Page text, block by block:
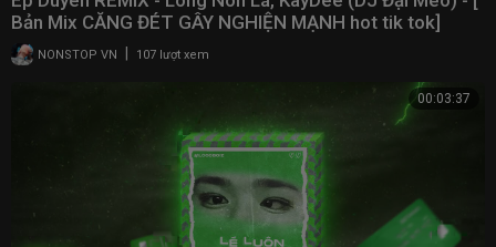
Bản Mix CĂNG ĐÉT GÂY NGHIỆN MẠNH hot tik tok]
NONSTOP VN 107 lượt xem
00:03:37